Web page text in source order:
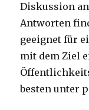
Diskussion
Antworten
geeignet für
mit dem Ziel
besten unter